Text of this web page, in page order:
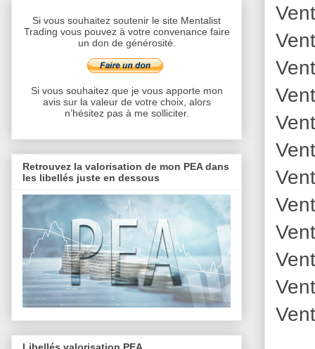
Si vous souhaitez soutenir le site Mentalist
Trading vous pouvez à votre convenance faire
un don de générosité.
Si vous souhaitez que je vous apporte mon
avis sur la valeur de votre choix, alors
n’hésitez pas à me solliciter.
Retrouvez la valorisation de mon PEA dans
les libellés juste en dessous